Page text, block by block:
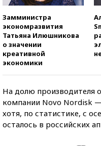
Замминистра
экономразвития
Татьяна Илюшникова
о значении
креативной
экономики
На долю производителя
компании Novo Nordisk
хотя, по статистике, с
осталось в российских